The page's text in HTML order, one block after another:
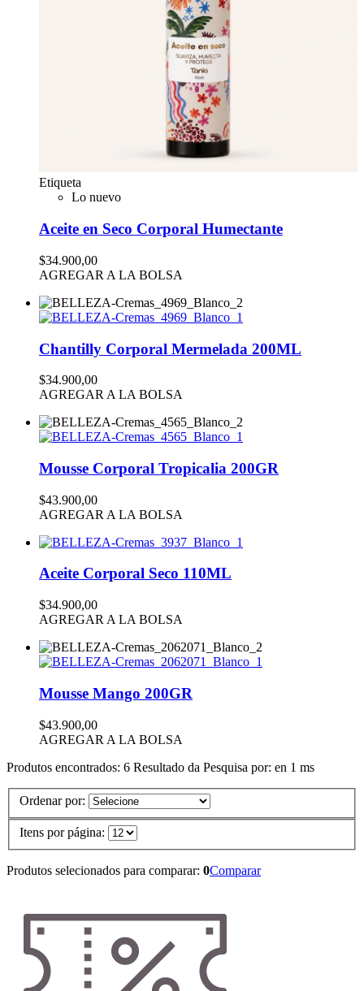
Etiqueta
Lo nuevo
Aceite en Seco Corporal Humectante
$34.900,00
AGREGAR A LA BOLSA
Chantilly Corporal Mermelada 200ML
$34.900,00
AGREGAR A LA BOLSA
Mousse Corporal Tropicalia 200GR
$43.900,00
AGREGAR A LA BOLSA
Aceite Corporal Seco 110ML
$34.900,00
AGREGAR A LA BOLSA
Mousse Mango 200GR
$43.900,00
AGREGAR A LA BOLSA
Produtos encontrados: 6 Resultado da Pesquisa por: en 1 ms
Ordenar por:
Itens por página:
Produtos selecionados para comparar: 0Comparar